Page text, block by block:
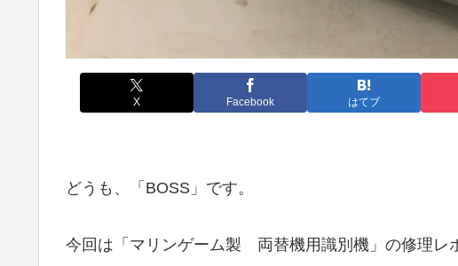
X Facebook はてブ
どうも、「BOSS」です。
今回は「マリンゲーム製 両替機用識別機」の修理レ